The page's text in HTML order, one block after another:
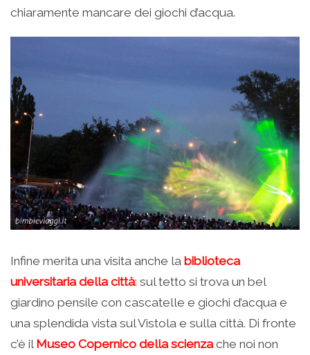
chiaramente mancare dei giochi d’acqua.
Infine merita una visita anche la biblioteca
universitaria della città: sul tetto si trova un bel
giardino pensile con cascatelle e giochi d’acqua e
una splendida vista sul Vistola e sulla città. Di fronte
c’è il Museo Copernico della scienzache noi non